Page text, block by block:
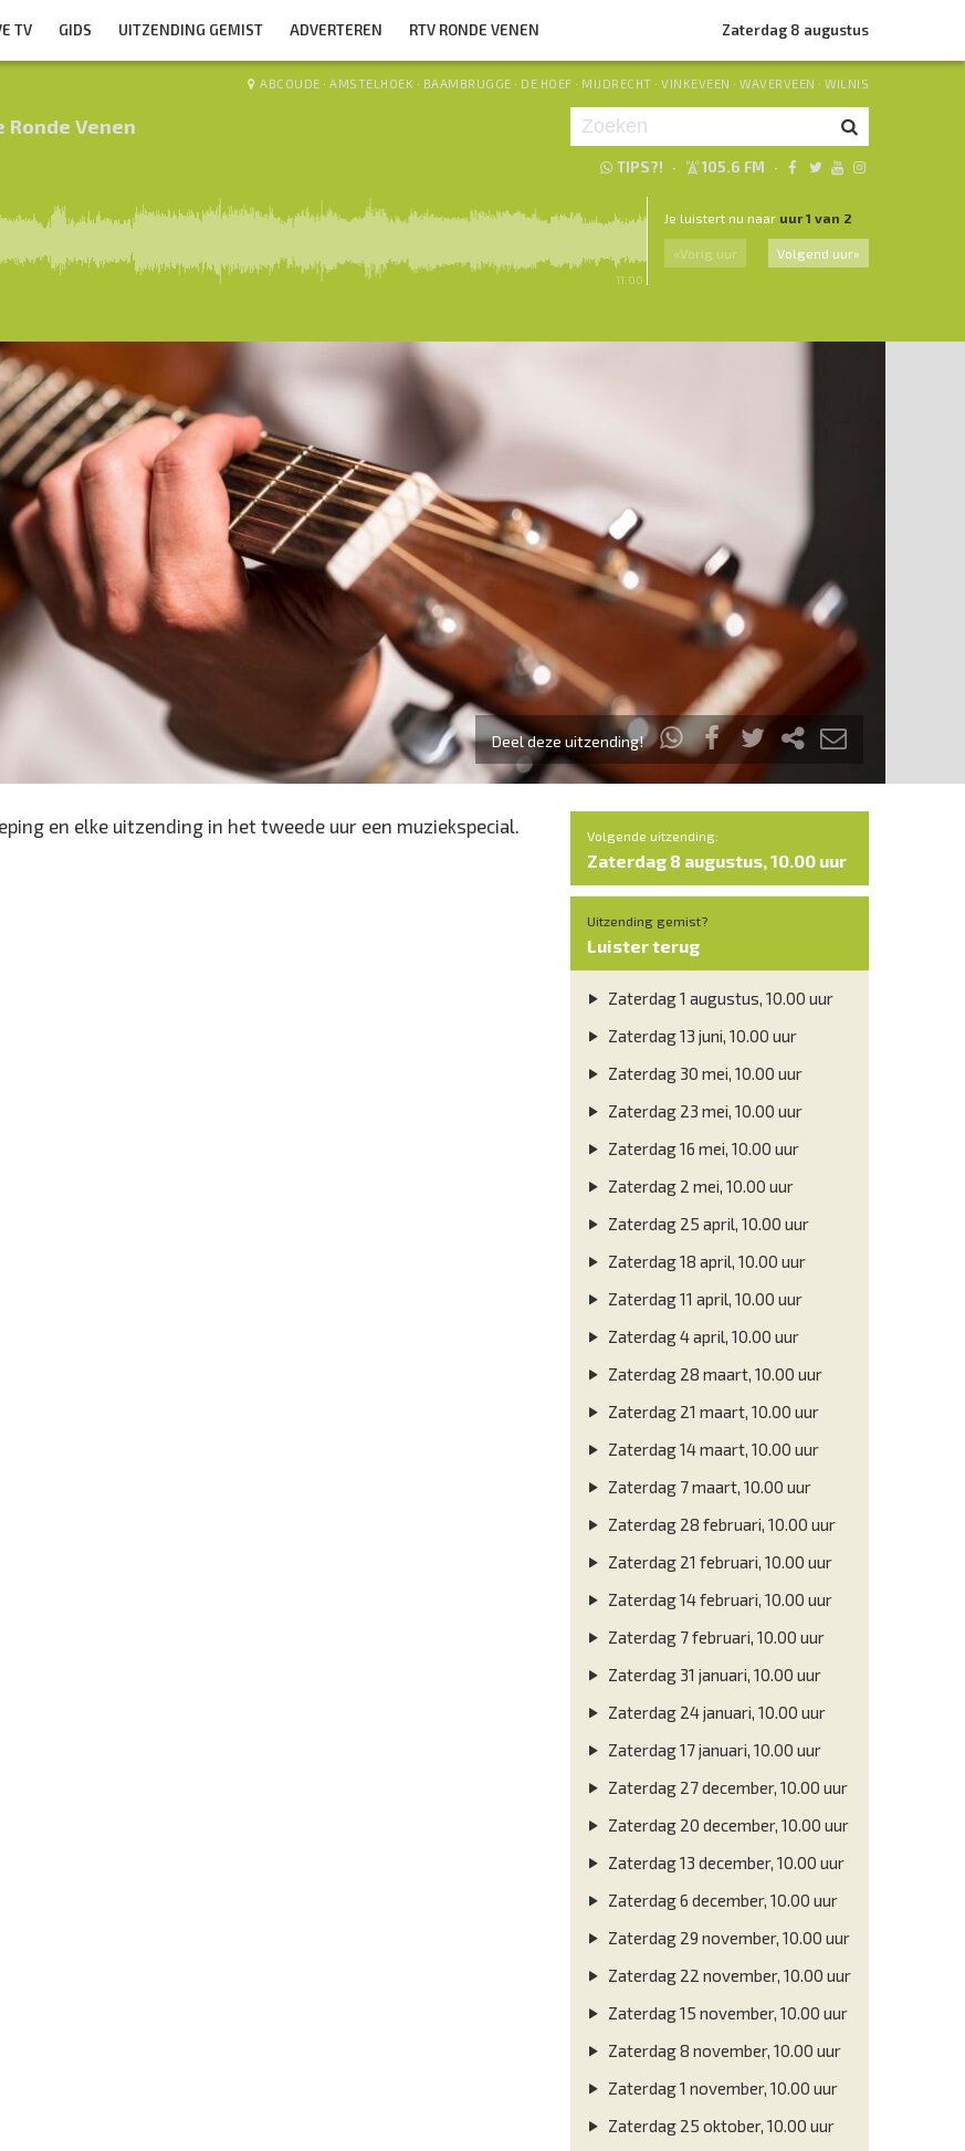
TV GIDS UITZENDING GEMIST ADVERTEREN RTV RONDE VENEN Zaterdag 8 augustus
Ronde Venen
ABCOUDE · AMSTELHOEK · BAAMBRUGGE · DE HOEF · MIJDRECHT · VINKEVEEN · WAVERVEEN · WILNIS
TIPS?! · 105.6 FM ·
11.00
Je luistert nu naar uur 1 van 2
«Vorig uur Volgend uur»
Deel deze uitzending!
en elke uitzending in het tweede uur een muziekspecial. Volgende uitzending:
Zaterdag 8 augustus, 10.00 uur
Uitzending gemist?
Luister terug
Zaterdag 1 augustus, 10.00 uur
Zaterdag 13 juni, 10.00 uur
Zaterdag 30 mei, 10.00 uur
Zaterdag 23 mei, 10.00 uur
Zaterdag 16 mei, 10.00 uur
Zaterdag 2 mei, 10.00 uur
Zaterdag 25 april, 10.00 uur
Zaterdag 18 april, 10.00 uur
Zaterdag 11 april, 10.00 uur
Zaterdag 4 april, 10.00 uur
Zaterdag 28 maart, 10.00 uur
Zaterdag 21 maart, 10.00 uur
Zaterdag 14 maart, 10.00 uur
Zaterdag 7 maart, 10.00 uur
Zaterdag 28 februari, 10.00 uur
Zaterdag 21 februari, 10.00 uur
Zaterdag 14 februari, 10.00 uur
Zaterdag 7 februari, 10.00 uur
Zaterdag 31 januari, 10.00 uur
Zaterdag 24 januari, 10.00 uur
Zaterdag 17 januari, 10.00 uur
Zaterdag 27 december, 10.00 uur
Zaterdag 20 december, 10.00 uur
Zaterdag 13 december, 10.00 uur
Zaterdag 6 december, 10.00 uur
Zaterdag 29 november, 10.00 uur
Zaterdag 22 november, 10.00 uur
Zaterdag 15 november, 10.00 uur
Zaterdag 8 november, 10.00 uur
Zaterdag 1 november, 10.00 uur
Zaterdag 25 oktober, 10.00 uur